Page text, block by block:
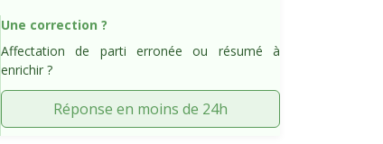
Une correction ?
Affectation de parti erronée ou résumé à
enrichir ?
Réponse en moins de 24h